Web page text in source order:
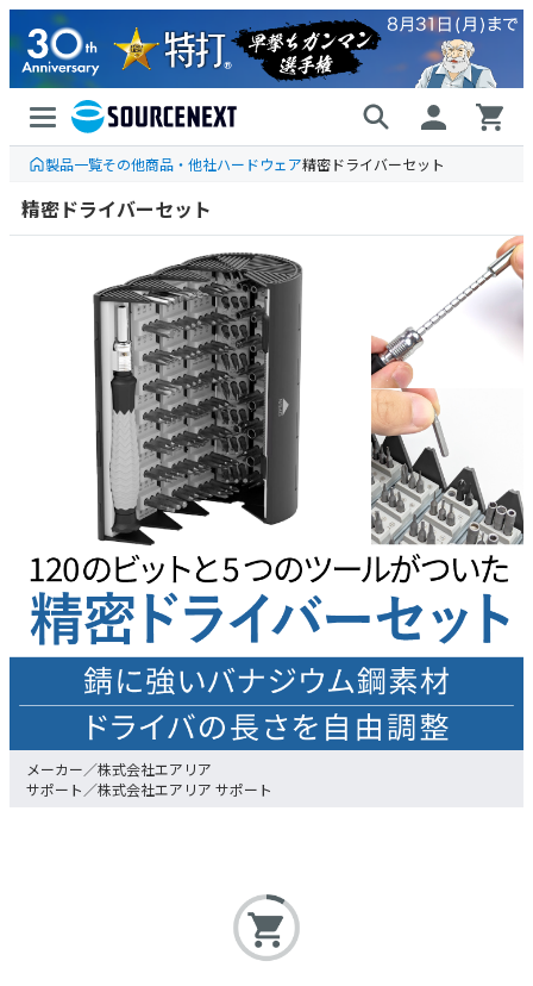
製品一覧その他商品・他社ハードウェア精密ドライバーセット
精密ドライバーセット
株式会社エアリア
株式会社エアリア サポート